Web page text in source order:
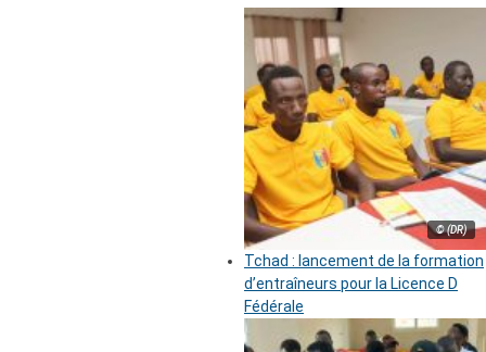
© (DR)
Tchad : lancement de la formation
d’entraîneurs pour la Licence D
Fédérale